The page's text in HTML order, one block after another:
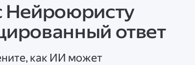
Нейроюристу
ответ
как ИИ может